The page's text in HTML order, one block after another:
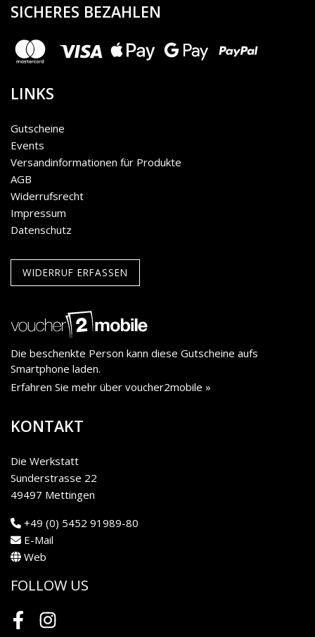
SICHERES BEZAHLEN
LINKS
Gutscheine
Events
Versandinformationen für Produkte
AGB
Widerrufsrecht
Impressum
Datenschutz
WIDERRUF ERFASSEN
Die beschenkte Person kann diese Gutscheine aufs
Smartphone laden.
Erfahren Sie mehr über voucher2mobile »
KONTAKT
Die Werkstatt
Sunderstrasse 22
49497 Mettingen
+49 (0) 5452 91989-80
E-Mail
Web
FOLLOW US
FacebookInstagram